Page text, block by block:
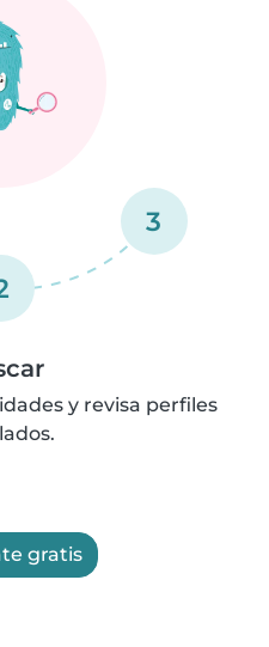
3
y revisa perfiles
gratis